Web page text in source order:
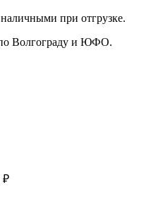
при отгрузке.
Волгограду и ЮФО.
₽